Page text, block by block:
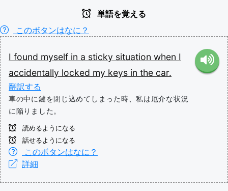
単語を覚える
このボタンはなに？
I found myself in a sticky situation when I
accidentally locked my keys in the car.
翻訳する
車の中に鍵を閉じ込めてしまった時、私は厄介な状況
に陥りました。
読めるようになる
話せるようになる
このボタンはなに？
詳細